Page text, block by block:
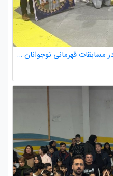
قهرمانی نوجوانان باشگاه طلایی در مسابقات قهرمانی نوجوانان تکواندو استان گیلان